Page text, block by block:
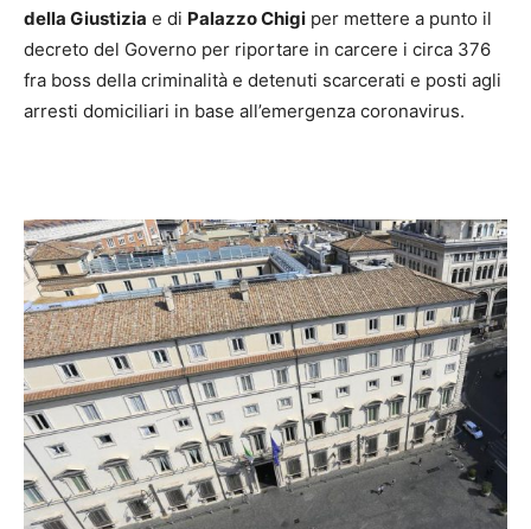
della Giustizia e di Palazzo Chigi per mettere a punto il
decreto del Governo per riportare in carcere i circa 376
fra boss della criminalità e detenuti scarcerati e posti agli
arresti domiciliari in base all’emergenza coronavirus.